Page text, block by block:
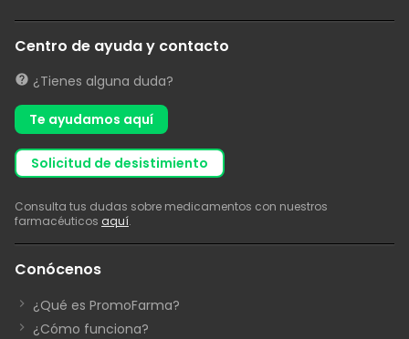
Centro de ayuda y contacto
¿Tienes alguna duda?
Te ayudamos aquí
solicitud de desistimiento
Consulta tus dudas sobre medicamentos con nuestros
farmacéuticos aquí.
Conócenos
¿Qué es PromoFarma?
¿Cómo funciona?